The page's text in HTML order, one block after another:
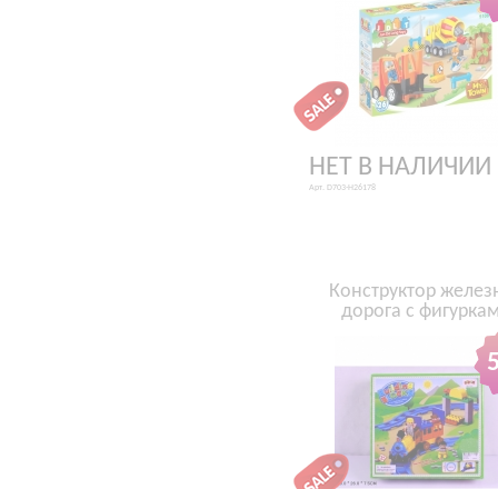
НЕТ В НАЛИЧИИ
Арт. D703-H26178
Конструктор
дорога с